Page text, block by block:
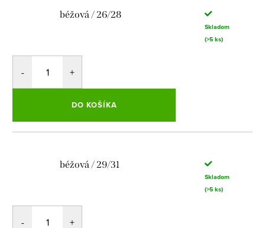
béžová / 26/28
Skladom
(>5 ks)
DO KOŠÍKA
béžová / 29/31
Skladom
(>5 ks)